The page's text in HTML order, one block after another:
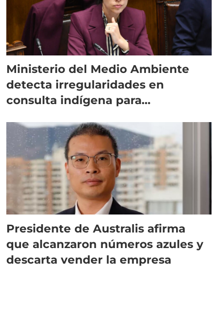
Ministerio del Medio Ambiente
detecta irregularidades en
consulta indígena para
Presidente de Australis afirma
que alcanzaron números azules y
descarta vender la empresa